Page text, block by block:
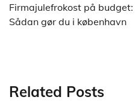
Firmajulefrokost på budget:
Sådan gør du i københavn
Related Posts